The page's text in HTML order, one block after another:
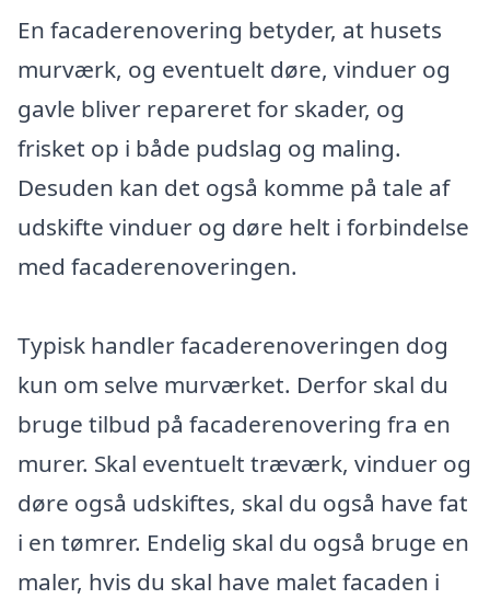
En facaderenovering betyder, at husets
murværk, og eventuelt døre, vinduer og
gavle bliver repareret for skader, og
frisket op i både pudslag og maling.
Desuden kan det også komme på tale af
udskifte vinduer og døre helt i forbindelse
med facaderenoveringen.
Typisk handler facaderenoveringen dog
kun om selve murværket. Derfor skal du
bruge tilbud på facaderenovering fra en
murer. Skal eventuelt træværk, vinduer og
døre også udskiftes, skal du også have fat
i en tømrer. Endelig skal du også bruge en
maler, hvis du skal have malet facaden i